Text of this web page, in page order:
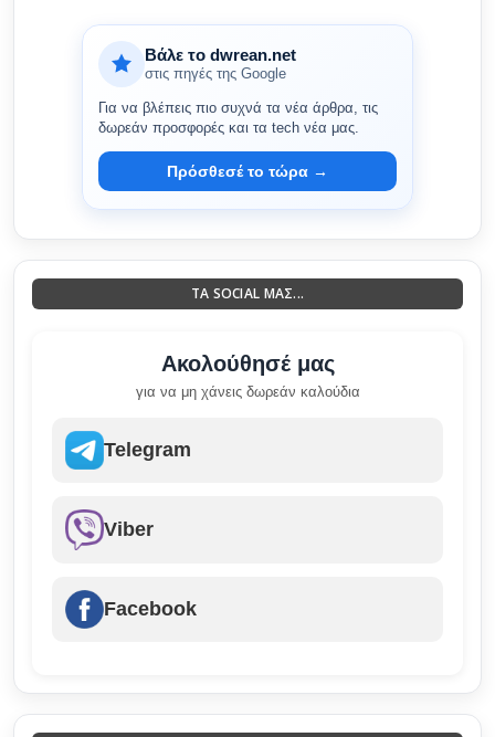
Βάλε το dwrean.net
στις πηγές της Google
Για να βλέπεις πιο συχνά τα νέα άρθρα, τις
δωρεάν προσφορές και τα tech νέα μας.
Πρόσθεσέ το τώρα →
ΤΑ SOCIAL ΜΑΣ...
Ακολούθησέ μας
για να μη χάνεις δωρεάν καλούδια
Telegram
Viber
Facebook